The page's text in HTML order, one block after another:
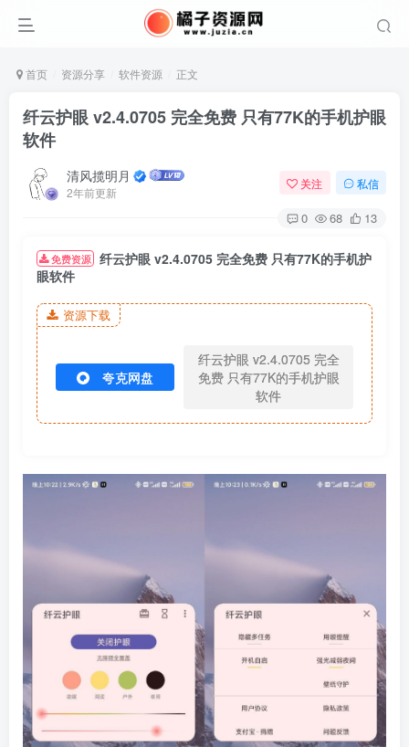
首页 资源分享 软件资源 正文
纤云护眼 v2.4.0705 完全免费 只有77K的手机护眼
软件
清风揽明月
2年前更新
关注 私信
0 68 13
免费资源 纤云护眼 v2.4.0705 完全免费 只有77K的手机护
眼软件
资源下载
夸克网盘
纤云护眼 v2.4.0705 完全
免费 只有77K的手机护眼
软件